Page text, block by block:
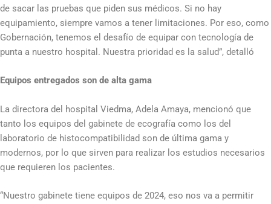
de sacar las pruebas que piden sus médicos. Si no hay
equipamiento, siempre vamos a tener limitaciones. Por eso, como
Gobernación, tenemos el desafío de equipar con tecnología de
punta a nuestro hospital. Nuestra prioridad es la salud”, detalló
Equipos entregados son de alta gama
La directora del hospital Viedma, Adela Amaya, mencionó que
tanto los equipos del gabinete de ecografía como los del
laboratorio de histocompatibilidad son de última gama y
modernos, por lo que sirven para realizar los estudios necesarios
que requieren los pacientes.
“Nuestro gabinete tiene equipos de 2024, eso nos va a permitir